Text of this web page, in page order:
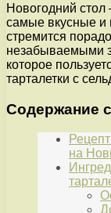
Новогодний
самые вкусные и
стремится
незабываемыми
которое
тарталетки с
Содержание
на